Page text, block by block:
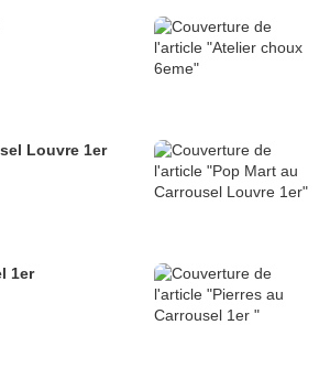
Louvre 1er
1er